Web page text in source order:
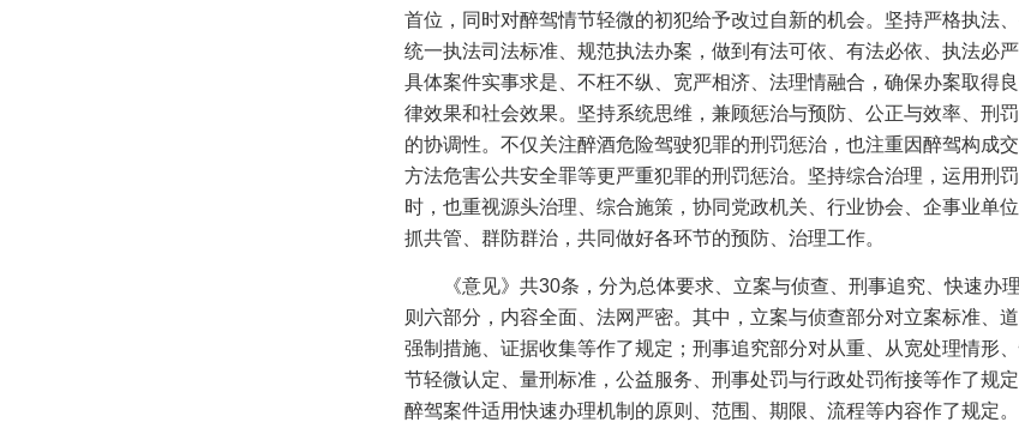
首位，同时对醉驾情节轻微的初犯给予改过自新的机会。坚持严格执法
统一执法司法标准、规范执法办案，做到有法可依、有法必依、执法必
具体案件实事求是、不枉不纵、宽严相济、法理情融合，确保办案取得
律效果和社会效果。坚持系统思维，兼顾惩治与预防、公正与效率、刑
的协调性。不仅关注醉酒危险驾驶犯罪的刑罚惩治，也注重因醉驾构成
方法危害公共安全罪等更严重犯罪的刑罚惩治。坚持综合治理，运用刑
时，也重视源头治理、综合施策，协同党政机关、行业协会、企事业单
抓共管、群防群治，共同做好各环节的预防、治理工作。
《意见》共30条，分为总体要求、立案与侦查、刑事追究、快速办
则六部分，内容全面、法网严密。其中，立案与侦查部分对立案标准、道
强制措施、证据收集等作了规定；刑事追究部分对从重、从宽处理情形
节轻微认定、量刑标准，公益服务、刑事处罚与行政处罚衔接等作了规
醉驾案件适用快速办理机制的原则、范围、期限、流程等内容作了规定。